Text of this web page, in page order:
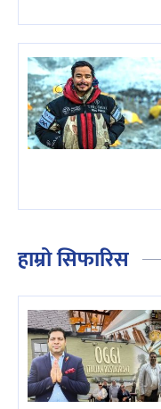
हाम्रो सिफारिस